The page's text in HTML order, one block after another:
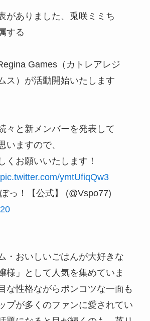
がありました、兎咲ミミち
する
Games（カトレアレジ
ス）が活動開始いたします
々と新メンバーを発表して
いますので、
くお願いいたします！
pic.twitter.com/ymtUfiqQw3
っ！【公式】 (@Vspo77)
・おいしいごはんが大好きな
様」として人気を集めていま
な性格ながらポンコツな一面も
プが多くのファンに愛されてい